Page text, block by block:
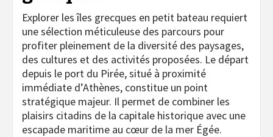
Explorer les îles grecques en petit bateau requiert
une sélection méticuleuse des parcours pour
profiter pleinement de la diversité des paysages,
des cultures et des activités proposées. Le départ
depuis le port du Pirée, situé à proximité
immédiate d’Athènes, constitue un point
stratégique majeur. Il permet de combiner les
plaisirs citadins de la capitale historique avec une
escapade maritime au cœur de la mer Égée.